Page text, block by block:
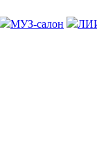
МУЗ-салон